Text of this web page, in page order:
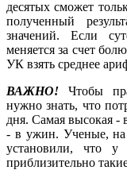
десятых сможет
полученный
значений. Если
меняется за счет
УК взять среднее
ВАЖНО! Чтобы
нужно знать, что
дня. Самая высокая -
- в ужин. Ученые, на
установили, что
приблизительно